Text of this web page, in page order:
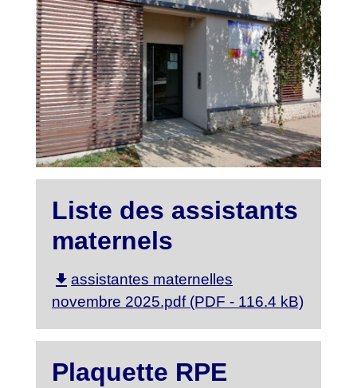
Liste des assistants
maternels
file_download assistantes maternelles
novembre 2025.pdf (PDF - 116.4 kB)
Plaquette RPE